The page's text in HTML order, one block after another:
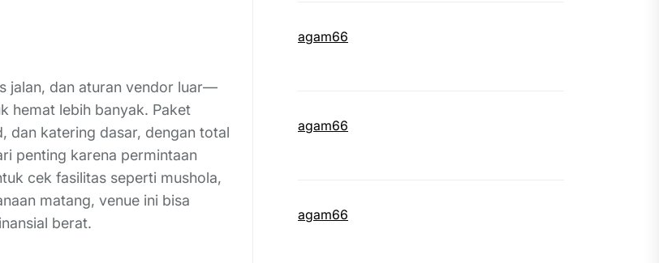
jalan, dan aturan vendor luar—
hemat lebih banyak. Paket
dan katering dasar, dengan total
penting karena permintaan
cek fasilitas seperti mushola,
matang, venue ini bisa
berat.
agam66
agam66
agam66